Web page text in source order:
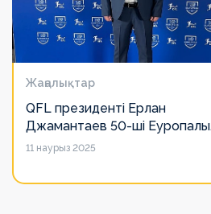
Жаңалықтар
QFL президенті Ерлан
Джамантаев 50-ші Еуропалық
лигалар Бас ассамблеясына
11 наурыз 2025